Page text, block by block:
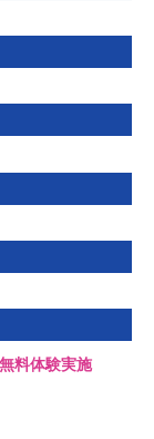
料体験実施